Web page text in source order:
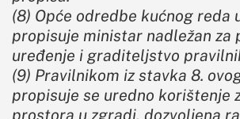
(8) Opće odredbe kućnog reda
propisuje ministar nadležan za
uređenje i graditeljstvo
(9) Pravilnikom iz stavka 8.
propisuje se uredno korištenje
prostora u zgradi, dozvoljena